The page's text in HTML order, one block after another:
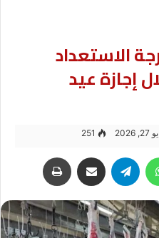
الاستعداد
إجازة عيد
2026
251
واتساب تيلقرام مشاركة عبر البريد